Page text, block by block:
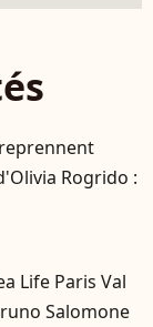
Rogrido :
Life Paris Val
Salomone